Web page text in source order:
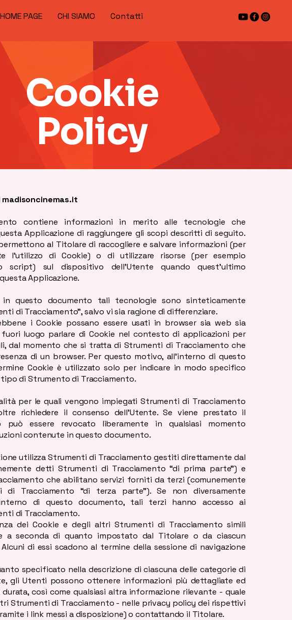
HOME PAGE CHI SIAMO Contatti
Cookie
Policy
madisoncinemas.it
contiene informazioni in merito alle tecnologie che
Applicazione di raggiungere gli scopi descritti di seguito.
al Titolare di raccogliere e salvare informazioni (per
l’utilizzo di Cookie) o di utilizzare risorse (per esempio
script) sul dispositivo dell’Utente quando quest’ultimo
Applicazione.
in questo documento tali tecnologie sono sinteticamente
di Tracciamento”, salvo vi sia ragione di differenziare.
i Cookie possano essere usati in browser sia web sia
fuori luogo parlare di Cookie nel contesto di applicazioni per
dal momento che si tratta di Strumenti di Tracciamento che
di un browser. Per questo motivo, all’interno di questo
Cookie è utilizzato solo per indicare in modo specifico
di Strumento di Tracciamento.
per le quali vengono impiegati Strumenti di Tracciamento
richiedere il consenso dell’Utente. Se viene prestato il
può essere revocato liberamente in qualsiasi momento
contenute in questo documento.
utilizza Strumenti di Tracciamento gestiti direttamente dal
detti Strumenti di Tracciamento “di prima parte”) e
che abilitano servizi forniti da terzi (comunemente
di Tracciamento “di terza parte”). Se non diversamente
di questo documento, tali terzi hanno accesso ai
di Tracciamento.
dei Cookie e degli altri Strumenti di Tracciamento simili
a seconda di quanto impostato dal Titolare o da ciascun
di essi scadono al termine della sessione di navigazione
specificato nella descrizione di ciascuna delle categorie di
gli Utenti possono ottenere informazioni più dettagliate ed
così come qualsiasi altra informazione rilevante - quale
Strumenti di Tracciamento - nelle privacy policy dei rispettivi
i link messi a disposizione) o contattando il Titolare.